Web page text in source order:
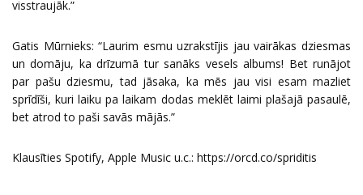
visstraujāk.”
Gatis Mūrnieks: “Laurim esmu uzrakstījis jau vairākas dziesmas
un domāju, ka drīzumā tur sanāks vesels albums! Bet runājot
par pašu dziesmu, tad jāsaka, ka mēs jau visi esam mazliet
sprīdīši, kuri laiku pa laikam dodas meklēt laimi plašajā pasaulē,
bet atrod to paši savās mājās.”
Klausīties Spotify, Apple Music u.c.: https://orcd.co/spriditis